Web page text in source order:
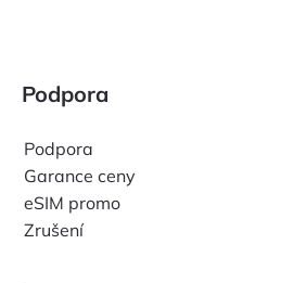
Podpora
Podpora
Garance ceny
eSIM promo
Zrušení